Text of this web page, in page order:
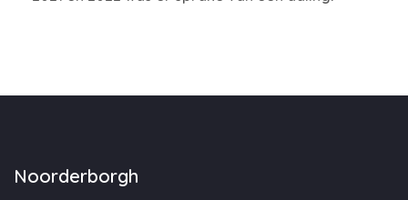
Noorderborgh